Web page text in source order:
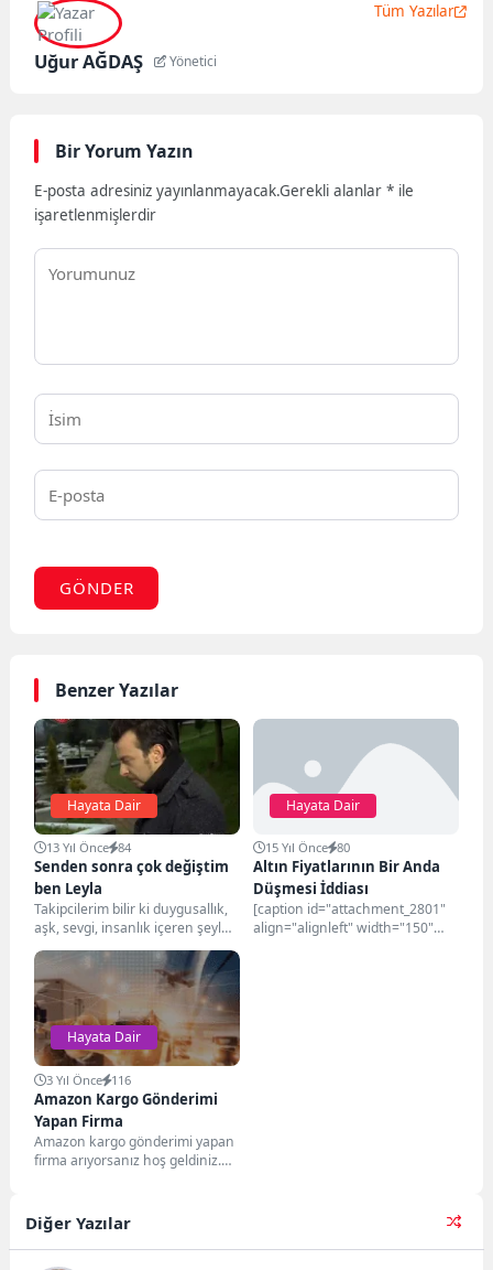
Uğur AĞDAŞ Yönetici
Tüm Yazılar
Bir Yorum Yazın
E-posta adresiniz yayınlanmayacak.Gerekli alanlar* ile
işaretlenmişlerdir
GÖNDER
Benzer Yazılar
Hayata Dair
13 Yıl Önce 84
Senden sonra çok değiştim
ben Leyla
Takipcilerim bilir ki duygusallık,
aşk, sevgi, insanlık içeren şeyler
beni benden alıyor ve bu
Hayata Dair
15 Yıl Önce 80
Altın Fiyatlarının Bir Anda
Düşmesi İddiası
[caption id="attachment_2801"
align="alignleft" width="150"
Hayata Dair
3 Yıl Önce 116
Amazon Kargo Gönderimi
Yapan Firma
Amazon kargo gönderimi yapan
firma arıyorsanız hoş geldiniz.
Diğer Yazılar